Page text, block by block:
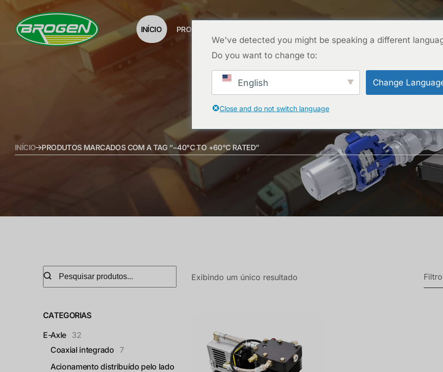
INÍCIO PRODUTOS
ENTRE EM CONTATO CONOSCO
INÍCIO PRODUTOS MARCADOS COM A TAG “−40°C TO +60°C RATED”
Exibindo um único resultado
CATEGORIAS
E-Axle 32
Coaxial integrado
7
Acionamento distribuído pelo lado
We've detected you might be speaking a different
Do you want to change to:
English Change
Close and do not switch language